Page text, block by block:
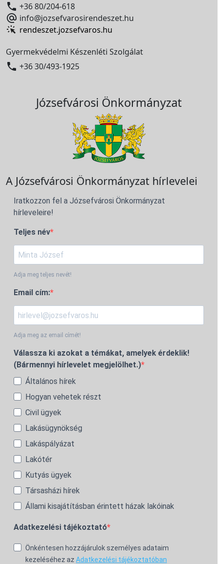
 +36 80/204-618
 info@jozsefvarosirendeszet.hu
rendeszet.jozsefvaros.hu
Gyermekvédelmi Készenléti Szolgálat
 +36 30/493-1925
Józsefvárosi Önkormányzat
A Józsefvárosi Önkormányzat hírlevelei
Iratkozzon fel a Józsefvárosi Önkormányzat
hírleveleire!
Teljes név
Adja meg teljes nevét!
Email cím:
Adja meg az email címét!
Válassza ki azokat a témákat, amelyek érdeklik!
(Bármennyi hírlevelet megjelölhet.)
Általános hírek
Hogyan vehetek részt
Civil ügyek
Lakásügynökség
Lakáspályázat
Lakótér
Kutyás ügyek
Társasházi hírek
Állami kisajátításban érintett házak lakóinak
Adatkezelési tájékoztató
Önkéntesen hozzájárulok személyes adataim
kezeléséhez az Adatkezelési tájékoztatóban